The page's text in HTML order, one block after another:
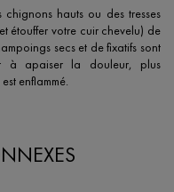
hauts ou des tresses
étouffer votre cuir chevelu) de
secs et de fixatifs sont
à apaiser la douleur, plus
enflammé.